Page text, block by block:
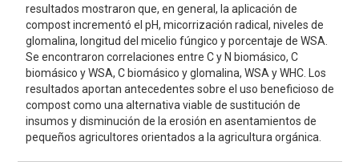
resultados mostraron que, en general, la aplicación de
compost incrementó el pH, micorrización radical, niveles de
glomalina, longitud del micelio fúngico y porcentaje de WSA.
Se encontraron correlaciones entre C y N biomásico, C
biomásico y WSA, C biomásico y glomalina, WSA y WHC. Los
resultados aportan antecedentes sobre el uso beneficioso de
compost como una alternativa viable de sustitución de
insumos y disminución de la erosión en asentamientos de
pequeños agricultores orientados a la agricultura orgánica.